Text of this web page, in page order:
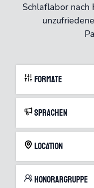
Schlaflabor
Formate
Sprachen
Location
Honorargruppe